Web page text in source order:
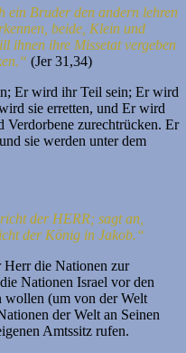
ein Bruder den andern lehren
beide, Klein und
ihnen ihre Missetat vergeben
(Jer 31,34)
Er wird ihr Teil sein; Er wird
sie erretten, und Er wird
Verdorbene zurechtrücken. Er
sie werden unter dem
der HERR; sagt an,
der König in Jakob.“
die Nationen zur
Nationen Israel vor den
wollen (um von der Welt
der Welt an Seinen
Amtssitz rufen.